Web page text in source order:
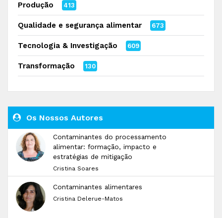
Produção 413
Qualidade e segurança alimentar 673
Tecnologia & Investigação 609
Transformação 130
Os Nossos Autores
Contaminantes do processamento
alimentar: formação, impacto e
estratégias de mitigação
Cristina Soares
Contaminantes alimentares
Cristina Delerue-Matos